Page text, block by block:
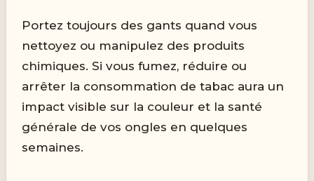
Portez toujours des gants quand vous
nettoyez ou manipulez des produits
chimiques. Si vous fumez, réduire ou
arrêter la consommation de tabac aura un
impact visible sur la couleur et la santé
générale de vos ongles en quelques
semaines.